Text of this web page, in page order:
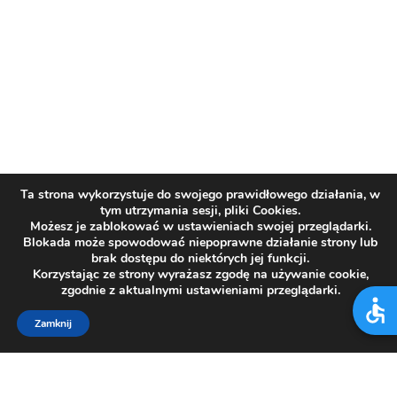
Ta strona wykorzystuje do swojego prawidłowego działania, w
tym utrzymania sesji, pliki Cookies.
Możesz je zablokować w ustawieniach swojej przeglądarki.
Blokada może spowodować niepoprawne działanie strony lub
brak dostępu do niektórych jej funkcji.
Korzystając ze strony wyrażasz zgodę na używanie cookie,
zgodnie z aktualnymi ustawieniami przeglądarki.
Zamknij